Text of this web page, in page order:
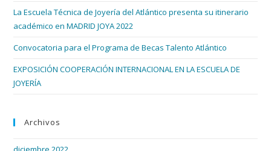
La Escuela Técnica de Joyería del Atlántico presenta su itinerario
académico en MADRID JOYA 2022
Convocatoria para el Programa de Becas Talento Atlántico
EXPOSICIÓN COOPERACIÓN INTERNACIONAL EN LA ESCUELA DE
JOYERÍA
Archivos